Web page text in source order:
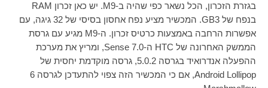
בגזרת הזכרון, הכל נשאר כפי שהיה ב-M9. יש כאן זכרון RAM
בנפח של 3
GB
. המכשיר מציע נפח אחסון בסיסי של 32 גיגה, עם
אפשרות הרחבה באמצעות כרטיס זכרון. ה-M9 מגיע עם גרסת
הממשק האחרונה של HTC ה-Sense 7.0, ומריץ את מערכת
ההפעלה אנדרואיד בגרסה 5.0.2, גרסה מוקדמת יחסית של
Android Lollipop, אם כי המכשיר הזה צפוי להתעדכן לגרסה 6